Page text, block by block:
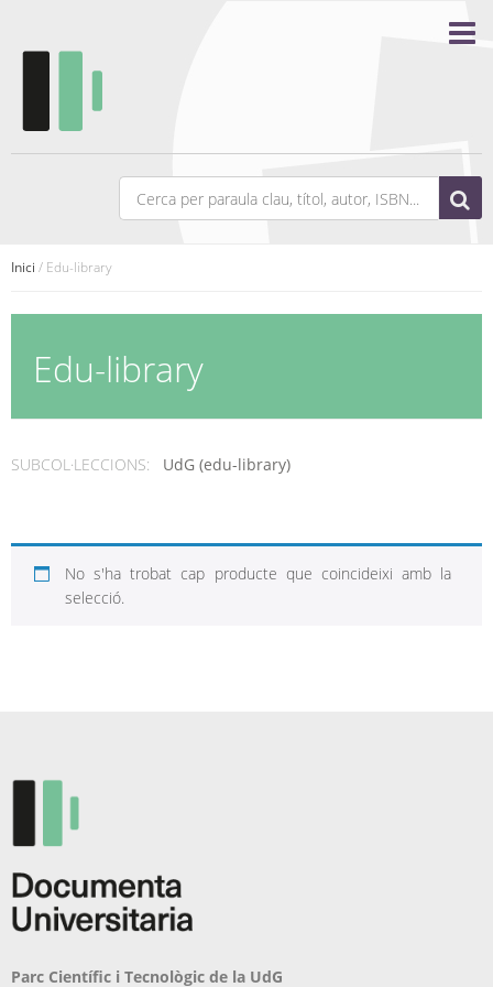
Inici / Edu-library
Edu-library
SUBCOL·LECCIONS: UdG (edu-library)
No s'ha trobat cap producte que coincideixi amb la
selecció.
Parc Científic i Tecnològic de la UdG